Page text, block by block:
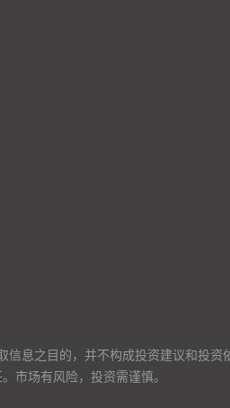
息之目的，并不构成投资建议和投资
市场有风险，投资需谨慎。